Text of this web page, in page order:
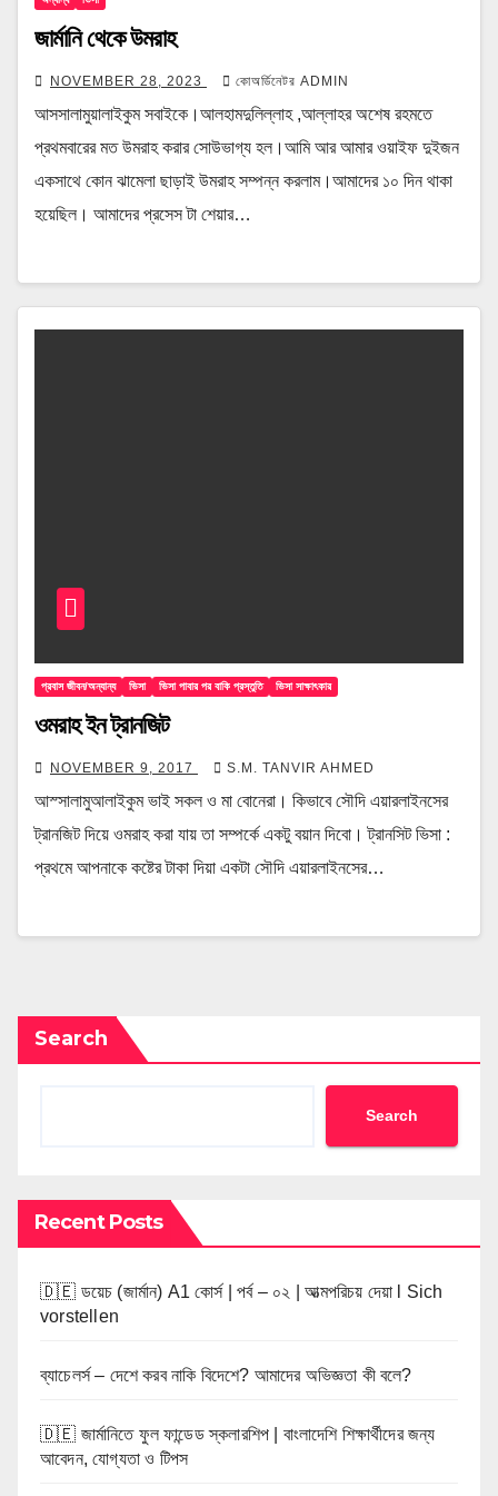
জার্মানি থেকে উমরাহ
NOVEMBER 28, 2023 কোঅর্ডিনেটর ADMIN
আসসালামুয়ালাইকুম সবাইকে।আলহামদুলিল্লাহ ,আল্লাহর অশেষ রহমতে
প্রথমবারের মত উমরাহ করার সোউভাগ্য হল।আমি আর আমার ওয়াইফ দুইজন
একসাথে কোন ঝামেলা ছাড়াই উমরাহ সম্পন্ন করলাম।আমাদের ১০ দিন থাকা
হয়েছিল। আমাদের প্রসেস টা শেয়ার…
প্রবাস জীবন/অন্যান্য ভিসা ভিসা পাবার পর বাকি প্রস্তুতি ভিসা সাক্ষাৎকার
ওমরাহ ইন ট্রানজিট
NOVEMBER 9, 2017 S.M. TANVIR AHMED
আস্সালামুআলাইকুম ভাই সকল ও মা বোনেরা। কিভাবে সৌদি এয়ারলাইনসের
ট্রানজিট দিয়ে ওমরাহ করা যায় তা সম্পর্কে একটু বয়ান দিবো। ট্রানসিট ভিসা :
প্রথমে আপনাকে কষ্টের টাকা দিয়া একটা সৌদি এয়ারলাইনসের…
Search
Search
Recent Posts
🇩🇪 ডয়েচ (জার্মান) A1 কোর্স | পর্ব – ০২ | আত্মপরিচয় দেয়া l Sich
vorstellen
ব্যাচেলর্স – দেশে করব নাকি বিদেশে? আমাদের অভিজ্ঞতা কী বলে?
🇩🇪 জার্মানিতে ফুল ফান্ডেড স্কলারশিপ | বাংলাদেশি শিক্ষার্থীদের জন্য
আবেদন, যোগ্যতা ও টিপস